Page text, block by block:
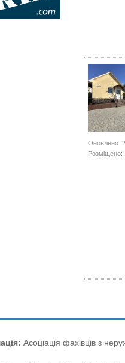
Оновлено:
Розміщено:
Асоціація фахівців з